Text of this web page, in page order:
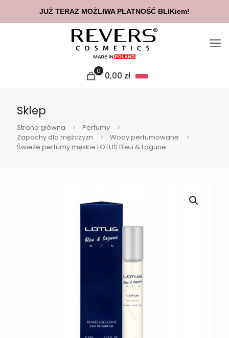
0 0,00 zł
Sklep
Strona główna
Perfumy
Zapachy dla mężczyzn
Wody perfumowane
Świeże perfumy męskie LOTUS Bleu & Lagune
JUŻ TERAZ MOŻLIWA PŁATNOŚĆ BLIKiem!